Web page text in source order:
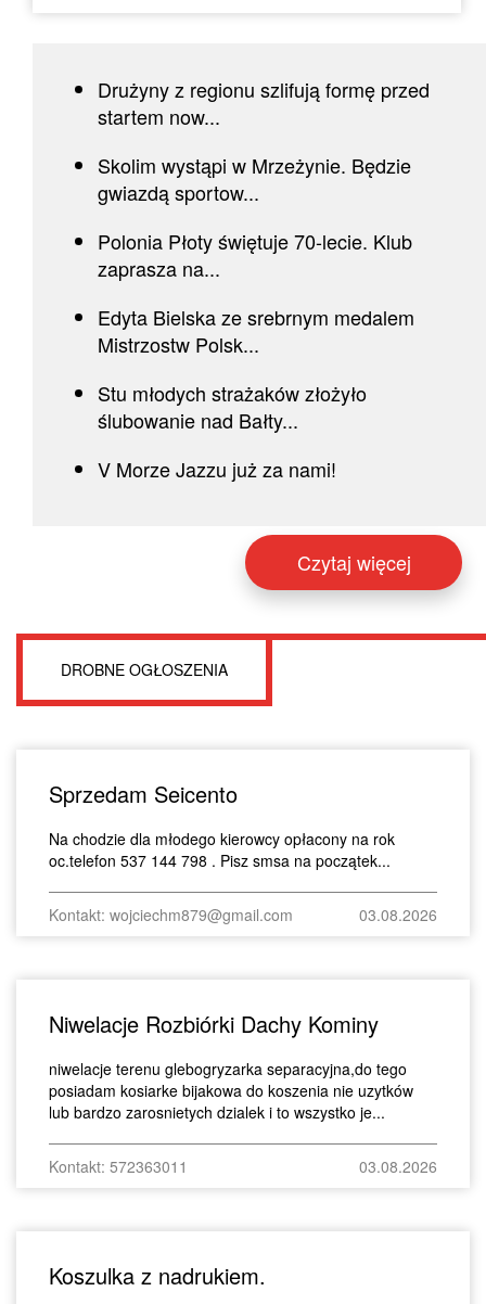
Drużyny z regionu szlifują formę przed
startem now...
Skolim wystąpi w Mrzeżynie. Będzie
gwiazdą sportow...
Polonia Płoty świętuje 70-lecie. Klub
zaprasza na...
Edyta Bielska ze srebrnym medalem
Mistrzostw Polsk...
Stu młodych strażaków złożyło
ślubowanie nad Bałty...
V Morze Jazzu już za nami!
Czytaj więcej
DROBNE OGŁOSZENIA
Sprzedam Seicento
Na chodzie dla młodego kierowcy opłacony na rok
oc.telefon 537 144 798 . Pisz smsa na początek...
Kontakt: wojciechm879@gmail.com 03.08.2026
Niwelacje Rozbiórki Dachy Kominy
niwelacje terenu glebogryzarka separacyjna,do tego
posiadam kosiarke bijakowa do koszenia nie uzytków
lub bardzo zarosnietych dzialek i to wszystko je...
Kontakt: 572363011 03.08.2026
Koszulka z nadrukiem.